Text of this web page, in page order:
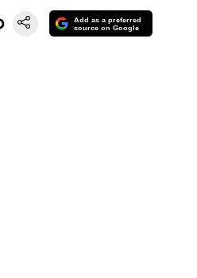
Add as a preferred
source on Google